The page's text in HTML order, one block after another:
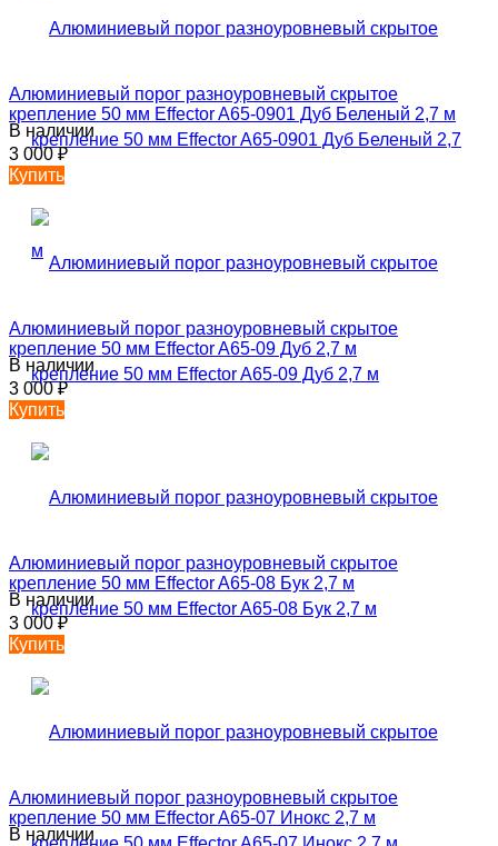
Алюминиевый порог разноуровневый скрытое
крепление 50 мм Effector A65-0901 Дуб Беленый 2,7 м
В наличии
3 000₽
Купить
Алюминиевый порог разноуровневый скрытое
крепление 50 мм Effector A65-09 Дуб 2,7 м
В наличии
3 000₽
Купить
Алюминиевый порог разноуровневый скрытое
крепление 50 мм Effector A65-08 Бук 2,7 м
В наличии
3 000₽
Купить
Алюминиевый порог разноуровневый скрытое
крепление 50 мм Effector A65-07 Инокс 2,7 м
В наличии